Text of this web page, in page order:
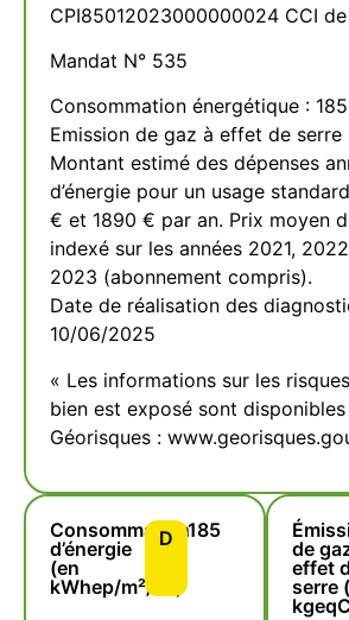
CPI85012023000000024 CCI de
Mandat N° 535
Consommation énergétique :
Emission de gaz à effet de serre
Montant estimé des dépenses
d’énergie pour un usage
€ et 1890 € par an. Prix moyen
indexé sur les années 2021,
2023 (abonnement compris).
Date de réalisation des
10/06/2025
« Les informations sur les
bien est exposé sont
Géorisques :
Consommation
d’énergie
(en
kWhep/m²/an)
D 185
de
effet
serre